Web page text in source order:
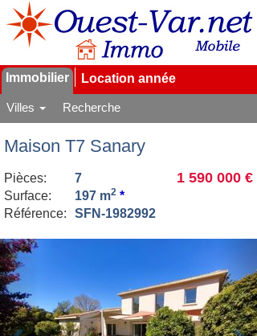
Immobilier Location année
Villes Recherche
Maison T7 Sanary
1 590 000 €
Pièces:
7
Surface:
197 m2 *
Référence:
SFN-1982992